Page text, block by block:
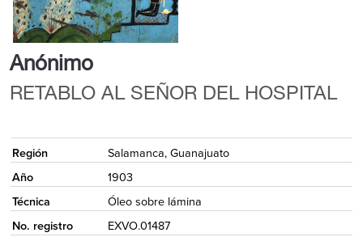
Anónimo
RETABLO AL SEÑOR DEL HOSPITAL
Región
Salamanca, Guanajuato
Año
1903
Técnica
Óleo sobre lámina
No. registro
EXVO.01487